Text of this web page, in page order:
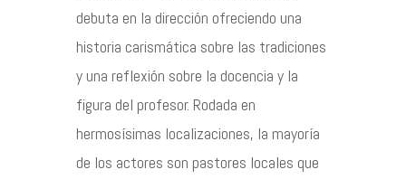
debuta en la dirección ofreciendo una
historia carismática sobre las tradiciones
y una reflexión sobre la docencia y la
figura del profesor. Rodada en
hermosísimas localizaciones, la mayoría
de los actores son pastores locales que